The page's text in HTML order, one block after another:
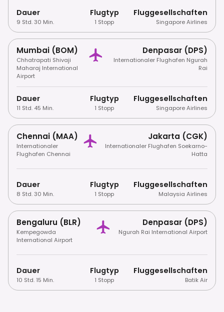
Dauer
9 Std. 30 Min.
Flugtyp
1 Stopp
Fluggesellschaften
Singapore Airlines
Mumbai (BOM)
Chhatrapati Shivaji
Maharaj International
Airport
Denpasar (DPS)
Internationaler Flughafen Ngurah
Rai
Dauer
11 Std. 45 Min.
Flugtyp
1 Stopp
Fluggesellschaften
Singapore Airlines
Chennai (MAA)
Internationaler
Flughafen Chennai
Jakarta (CGK)
Internationaler Flughafen Soekarno-
Hatta
Dauer
8 Std. 30 Min.
Flugtyp
1 Stopp
Fluggesellschaften
Malaysia Airlines
Bengaluru (BLR)
Kempegowda
International Airport
Denpasar (DPS)
Ngurah Rai International Airport
Dauer
10 Std. 15 Min.
Flugtyp
1 Stopp
Fluggesellschaften
Batik Air